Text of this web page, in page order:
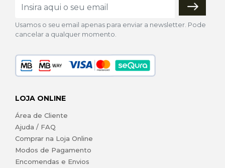
Usamos o seu email apenas para enviar a newsletter. Pode
cancelar a qualquer momento.
LOJA ONLINE
Área de Cliente
Ajuda / FAQ
Comprar na Loja Online
Modos de Pagamento
Encomendas e Envios